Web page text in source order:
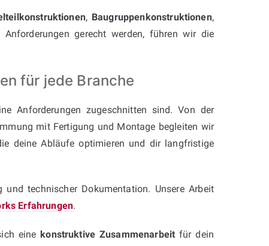
, Baugruppenkonstruktionen,
gerecht werden, führen wir die
für jede Branche
Anforderungen zugeschnitten sind. Von der
mit Fertigung und Montage begleiten wir
deine Abläufe optimieren und dir langfristige
und technischer Dokumentation. Unsere Arbeit
Erfahrungen.
einekonstruktive Zusammenarbeit für dein